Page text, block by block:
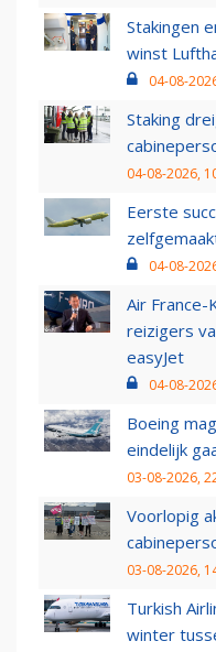
Stakingen
winst
04-08-
Staking
04-08-2026,
Eerste
04-08-
Air France-
reizigers
easyJet
04-08-
Boeing
eindelijk
03-08-2026,
Voorlopig
03-08-2026,
Turkish
winter